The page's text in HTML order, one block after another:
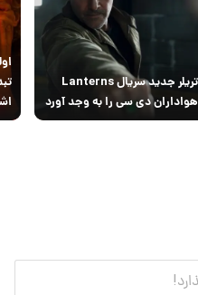
تریلر جدید سریال Lanterns
هواداران دی سی را به وجد آورد